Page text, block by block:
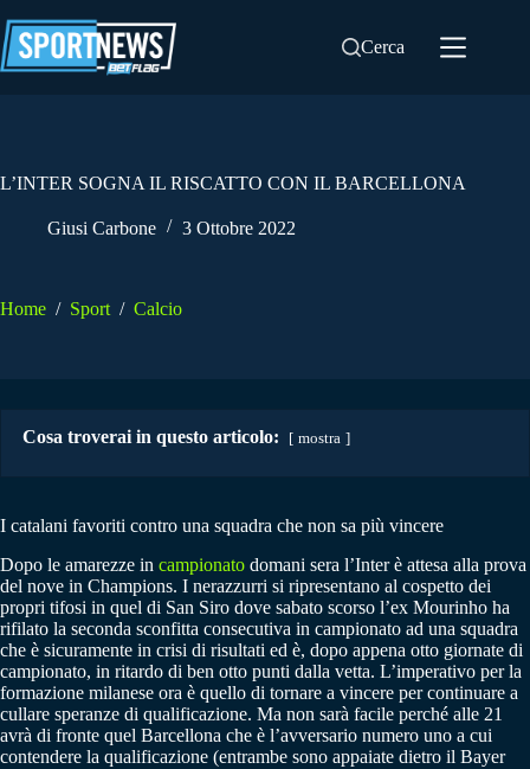
al
contenuto
Cerca
L’INTER SOGNA IL RISCATTO CON IL BARCELLONA
Giusi Carbone 3 Ottobre 2022
Home / Sport / Calcio
Cosa troverai in questo articolo: mostra
I catalani favoriti contro una squadra che non sa più vincere
Dopo le amarezze in campionato domani sera l’Inter è attesa alla prova
del nove in Champions. I nerazzurri si ripresentano al cospetto dei
propri tifosi in quel di San Siro dove sabato scorso l’ex Mourinho ha
rifilato la seconda sconfitta consecutiva in campionato ad una squadra
che è sicuramente in crisi di risultati ed è, dopo appena otto giornate di
campionato, in ritardo di ben otto punti dalla vetta. L’imperativo per la
formazione milanese ora è quello di tornare a vincere per continuare a
cullare speranze di qualificazione. Ma non sarà facile perché alle 21
avrà di fronte quel Barcellona che è l’avversario numero uno a cui
contendere la qualificazione (entrambe sono appaiate dietro il Bayer